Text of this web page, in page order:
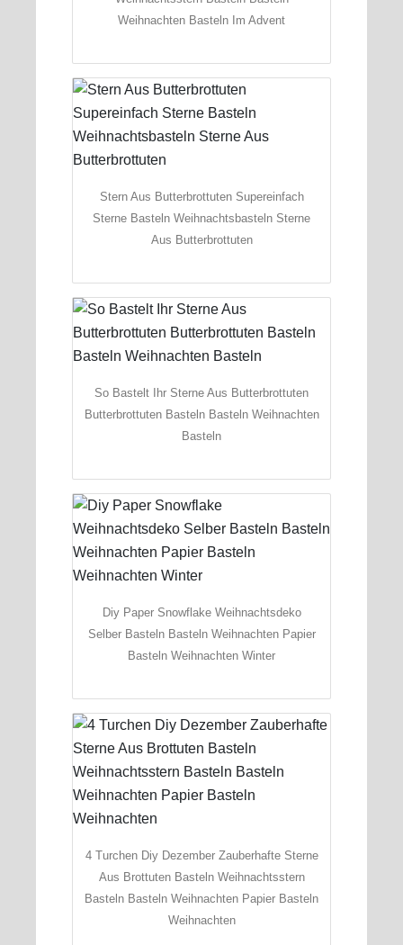
Weihnachten Basteln Im Advent
Stern Aus Butterbrottuten Supereinfach
Sterne Basteln Weihnachtsbasteln Sterne
Aus Butterbrottuten
So Bastelt Ihr Sterne Aus Butterbrottuten
Butterbrottuten Basteln Basteln Weihnachten
Basteln
Diy Paper Snowflake Weihnachtsdeko
Selber Basteln Basteln Weihnachten Papier
Basteln Weihnachten Winter
4 Turchen Diy Dezember Zauberhafte Sterne
Aus Brottuten Basteln Weihnachtsstern
Basteln Basteln Weihnachten Papier Basteln
Weihnachten